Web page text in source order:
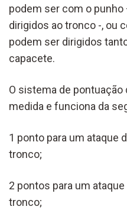
podem ser com o
dirigidos ao tronco -, ou
podem ser dirigidos
capacete.
O sistema de pontuação
medida e funciona da
1 ponto para um ataque
tronco;
2 pontos para um
tronco;